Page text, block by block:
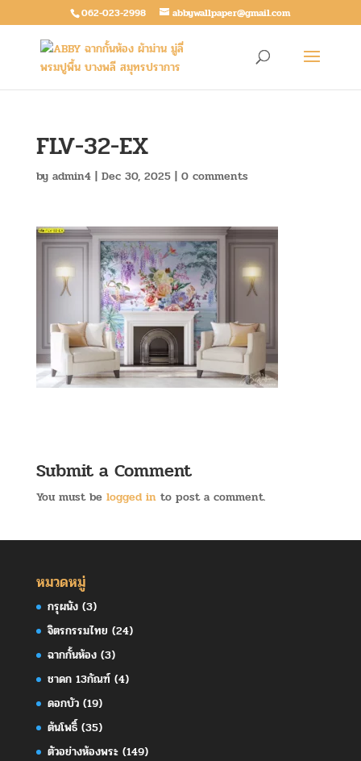
062-023-2998 abbywallpaper@gmail.com
FLV-32-EX
by admin4| Dec 30, 2025| 0 comments
Submit a Comment
You must be logged into post a comment.
หมวดหมู่
กรุผนัง(3)
จิตรกรรมไทย (24)
ฉากกั้นห้อง(3)
ชาดก 13กัณฑ์(4)
ดอกบัว(19)
ต้นโพธิ์(35)
ตัวอย่างห้องพระ(149)